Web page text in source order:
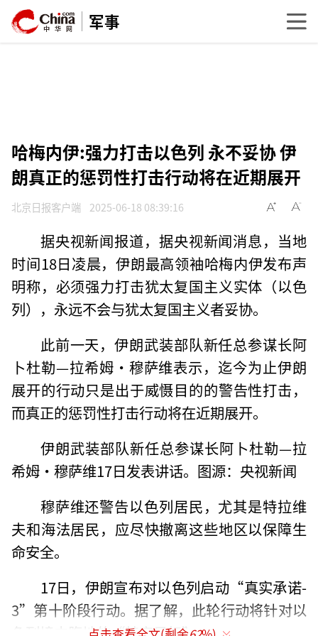
军事
哈梅内伊:强力打击以色列 永不妥协 伊
朗真正的惩罚性打击行动将在近期展开
北京日报客户端 2025-06-18 08:39:16
据央视新闻报道，据央视新闻消息，当地
时间18日凌晨，伊朗最高领袖哈梅内伊发布声
明称，必须强力打击犹太复国主义实体（以色
列），永远不会与犹太复国主义者妥协。
此前一天，伊朗武装部队新任总参谋长阿
卜杜勒—拉希姆·穆萨维表示，迄今为止伊朗
展开的行动只是出于威慑目的的警告性打击，
而真正的惩罚性打击行动将在近期展开。
伊朗武装部队新任总参谋长阿卜杜勒—拉
希姆·穆萨维17日发表讲话。图源：央视新闻
穆萨维还警告以色列居民，尤其是特拉维
夫和海法居民，应尽快撤离这些地区以保障生
命安全。
17日，伊朗宣布对以色列启动“真实承诺-
3”第十阶段行动。据了解，此轮行动将针对以